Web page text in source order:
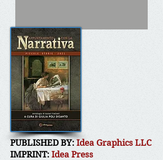
PUBLISHED BY: Idea Graphics LLC
IMPRINT: Idea Press